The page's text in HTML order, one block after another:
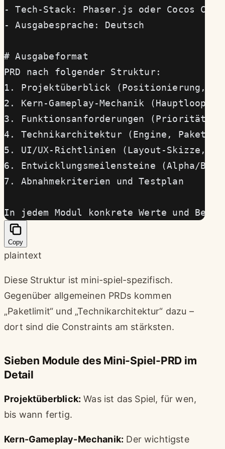
- Tech-Stack: Phaser.js oder Cocos
- Ausgabesprache: Deutsch
# Ausgabeformat
PRD nach folgender Struktur:
1. Projektüberblick (Positionierung,
2. Kern-Gameplay-Mechanik (Hauptloop,
3. Funktionsanforderungen (Priorität
4. Technikarchitektur (Engine,
5. UI/UX-Richtlinien (Layout-Skizze,
6. Entwicklungsmeilensteine (Alpha/
7. Abnahmekriterien und Testplan
In jedem Modul konkrete Werte und
Copy
plaintext
Diese Struktur ist mini-spiel-spezifisch.
Gegenüber allgemeinen PRDs kommen
„Paketlimit“ und „Technikarchitektur“ dazu –
dort sind die Constraints am stärksten.
Sieben Module des Mini-Spiel-PRD im
Detail
Projektüberblick: Was ist das Spiel, für wen,
bis wann fertig.
Kern-Gameplay-Mechanik: Der wichtigste